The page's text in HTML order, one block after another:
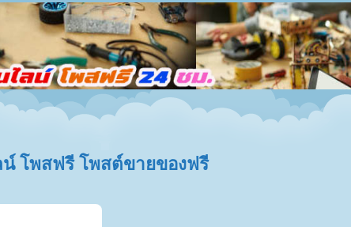
น์ โพสฟรี โพสต์ขายของฟรี